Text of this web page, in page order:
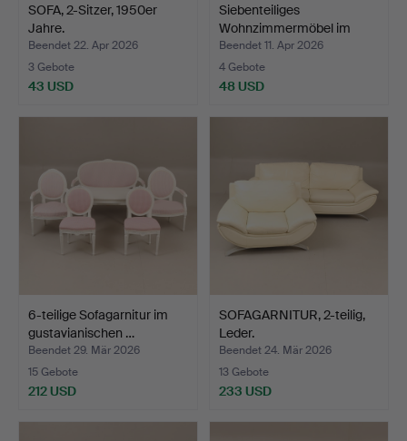
SOFA, 2-Sitzer, 1950er
Jahre.
Beendet 22. Apr 2026
3 Gebote
43 USD
Siebenteiliges
Wohnzimmermöbel im
gustavia…
Beendet 11. Apr 2026
4 Gebote
48 USD
6-teilige Sofagarnitur im
gustavianischen …
Beendet 29. Mär 2026
15 Gebote
212 USD
SOFAGARNITUR, 2-teilig,
Leder.
Beendet 24. Mär 2026
13 Gebote
233 USD